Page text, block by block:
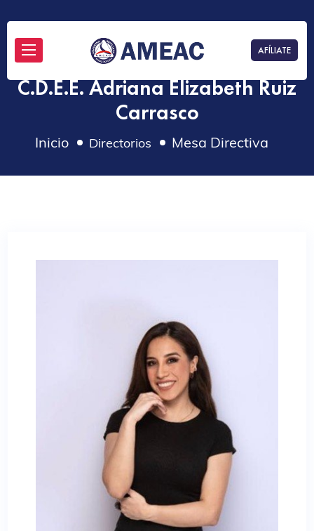
AFÍLIATE
C.D.E.E. Adriana Elizabeth Ruiz
Carrasco
Inicio Directorios Mesa Directiva